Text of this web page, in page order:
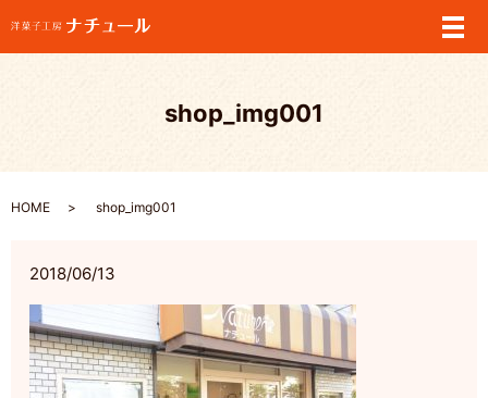
メ
shop_img001
HOME shop_img001
2018/06/13